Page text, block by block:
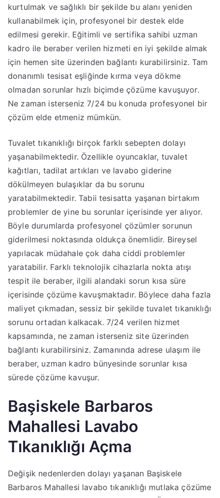
kurtulmak ve sağlıklı bir şekilde bu alanı yeniden
kullanabilmek için, profesyonel bir destek elde
edilmesi gerekir. Eğitimli ve sertifika sahibi uzman
kadro ile beraber verilen hizmeti en iyi şekilde almak
için hemen site üzerinden bağlantı kurabilirsiniz. Tam
donanımlı tesisat eşliğinde kırma veya dökme
olmadan sorunlar hızlı biçimde çözüme kavuşuyor.
Ne zaman isterseniz 7/24 bu konuda profesyonel bir
çözüm elde etmeniz mümkün.
Tuvalet tıkanıklığı birçok farklı sebepten dolayı
yaşanabilmektedir. Özellikle oyuncaklar, tuvalet
kağıtları, tadilat artıkları ve lavabo giderine
dökülmeyen bulaşıklar da bu sorunu
yaratabilmektedir. Tabii tesisatta yaşanan birtakım
problemler de yine bu sorunlar içerisinde yer alıyor.
Böyle durumlarda profesyonel çözümler sorunun
giderilmesi noktasında oldukça önemlidir. Bireysel
yapılacak müdahale çok daha ciddi problemler
yaratabilir. Farklı teknolojik cihazlarla nokta atışı
tespit ile beraber, ilgili alandaki sorun kısa süre
içerisinde çözüme kavuşmaktadır. Böylece daha fazla
maliyet çıkmadan, sessiz bir şekilde tuvalet tıkanıklığı
sorunu ortadan kalkacak. 7/24 verilen hizmet
kapsamında, ne zaman isterseniz site üzerinden
bağlantı kurabilirsiniz. Zamanında adrese ulaşım ile
beraber, uzman kadro bünyesinde sorunlar kısa
sürede çözüme kavuşur.
Başiskele Barbaros
Mahallesi Lavabo
Tıkanıklığı Açma
Değişik nedenlerden dolayı yaşanan Başiskele
Barbaros Mahallesi lavabo tıkanıklığı mutlaka çözüme